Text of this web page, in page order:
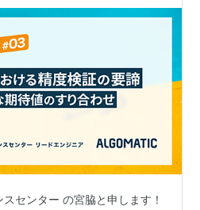
センター の宮脇と申します！